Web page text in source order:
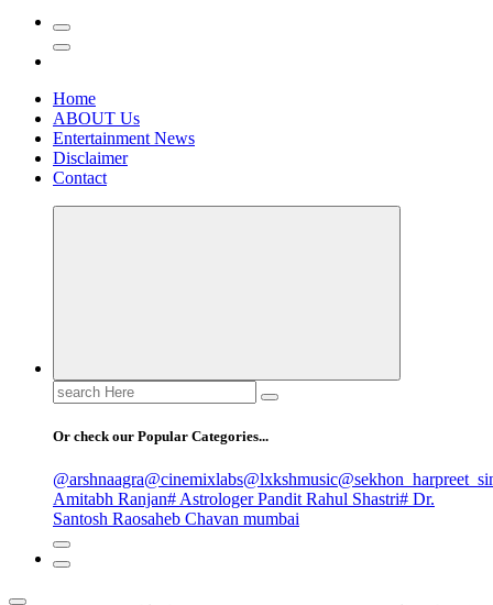
Home
ABOUT Us
Entertainment News
Disclaimer
Contact
Search
for:
Or check our Popular Categories...
@arshnaagra@cinemixlabs@lxkshmusic
Amitabh Ranjan# Astrologer Pandit Rahul Shastri# Dr.
Santosh Raosaheb Chavan mumbai